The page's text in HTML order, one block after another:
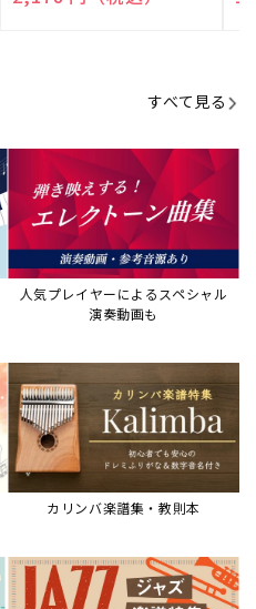
JAZZの楽譜特集
すべて見る